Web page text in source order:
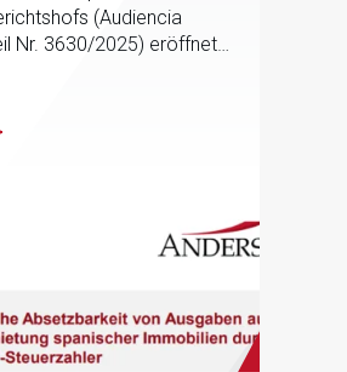
(Audiencia
Nr. 3630/2025) eröffnet
Drittländern